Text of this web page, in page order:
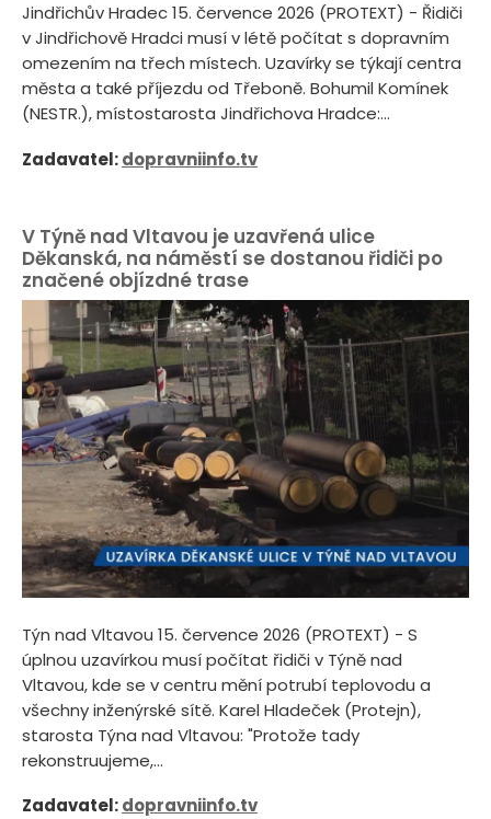
Jindřichův Hradec 15. července 2026 (PROTEXT) - Řidiči
v Jindřichově Hradci musí v létě počítat s dopravním
omezením na třech místech. Uzavírky se týkají centra
města a také příjezdu od Třeboně. Bohumil Komínek
(NESTR.), místostarosta Jindřichova Hradce:...
Zadavatel:dopravniinfo.tv
V Týně nad Vltavou je uzavřená ulice
Děkanská, na náměstí se dostanou řidiči po
značené objízdné trase
Týn nad Vltavou 15. července 2026 (PROTEXT) - S
úplnou uzavírkou musí počítat řidiči v Týně nad
Vltavou, kde se v centru mění potrubí teplovodu a
všechny inženýrské sítě. Karel Hladeček (Protejn),
starosta Týna nad Vltavou: "Protože tady
rekonstruujeme,...
Zadavatel:dopravniinfo.tv